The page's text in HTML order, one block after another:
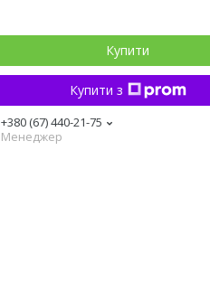
Купити
Купити з
+380 (67) 440-21-75
Менеджер